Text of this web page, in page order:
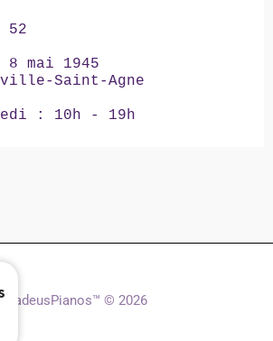
52
8 mai 1945
Saint-Agne
: 10h - 19h
© 2026